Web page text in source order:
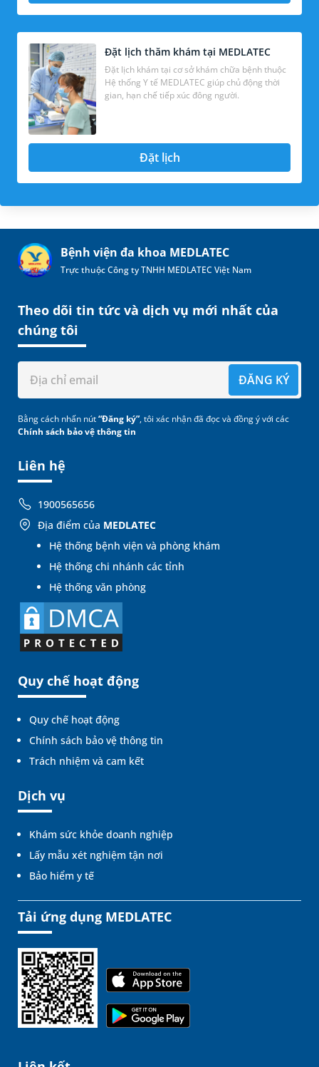
Đặt lịch thăm khám tại MEDLATEC
Đặt lịch khám tại cơ sở khám chữa bệnh thuộc
Hệ thống Y tế MEDLATEC giúp chủ động thời
gian, hạn chế tiếp xúc đông người.
Đặt lịch
Bệnh viện đa khoa MEDLATEC
Trực thuộc Công ty TNHH MEDLATEC Việt Nam
Liên hệ
1900565656
Địa điểm của MEDLATEC
Hệ thống bệnh viện và phòng khám
Hệ thống chi nhánh các tỉnh
Hệ thống văn phòng
Quy chế hoạt động
Quy chế hoạt động
Chính sách bảo vệ thông tin
Trách nhiệm và cam kết
Dịch vụ
Khám sức khỏe doanh nghiệp
Lấy mẫu xét nghiệm tận nơi
Bảo hiểm y tế
Theo dõi tin tức và dịch vụ mới nhất của
chúng tôi
ĐĂNG KÝ
Bằng cách nhấn nút“Đăng ký”, tôi xác nhận đã đọc và đồng ý với các
Chính sách bảo vệ thông tin
Tải ứng dụng MEDLATEC